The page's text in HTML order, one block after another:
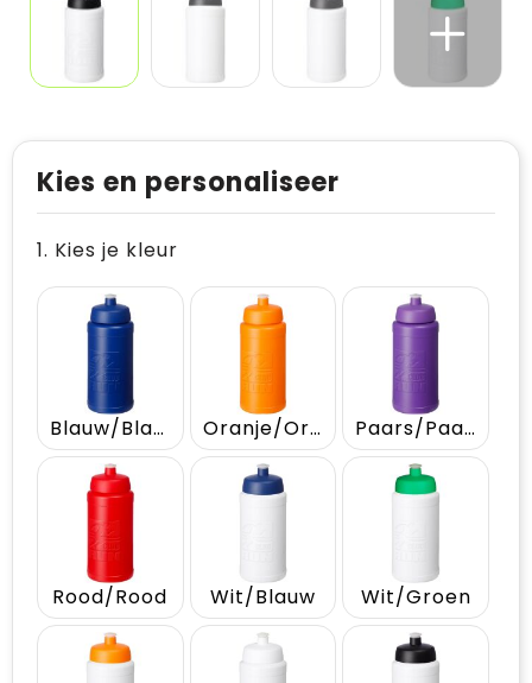
Kies en personaliseer
1. Kies je kleur
Blauw/Blauw Oranje/Oranje Paars/Paars
Rood/Rood Wit/Blauw Wit/Groen